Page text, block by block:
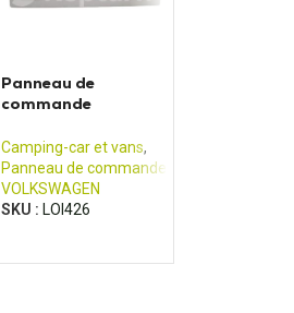
Panneau de
commande
Camping-car et vans,
Panneau de commande
VOLKSWAGEN
SKU : LOI426